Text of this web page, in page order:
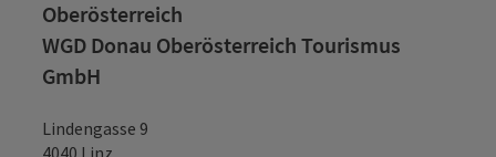
Oberösterreich
WGD Donau Oberösterreich Tourismus
GmbH
Lindengasse 9
4040 Linz